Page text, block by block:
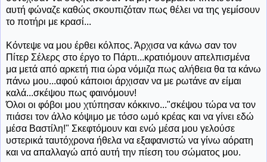
αυτή φώναζε καθώς σκουπιζόταν πως θέλει να της γεμίσουν
το ποτήρι με κρασί...
Κόντεψε να μου έρθει κόλπος. Άρχισα να κάνω σαν τον
Πίτερ Σέλερς στο έργο το Πάρτι...κρατιόμουν απελπισμένα
μα μετά από αρκετή πια ώρα νόμιζα πως αλήθεια θα τα κάνω
πάνω μου...αφού κάποιοι άρχισαν να με ρωτάνε αν είμαι
καλά...σκέψου πως φαινόμουν!
Όλοι οι φόβοι μου χτύπησαν κόκκινο..."σκέψου τώρα να τον
πιάσει τον άλλο κόψιμο με τόσο ωμό κρέας και να γίνει εδώ
μέσα Βαστίλη!" Σκεφτόμουν και ενώ μέσα μου γελούσε
υστερικά ταυτόχρονα ήθελα να εξαφανιστώ να γίνω αόρατη
και να απαλλαγώ από αυτή την πίεση του σώματος μου.